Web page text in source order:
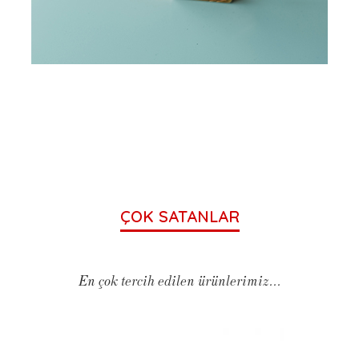
ÇOK SATANLAR
En çok tercih edilen ürünlerimiz...